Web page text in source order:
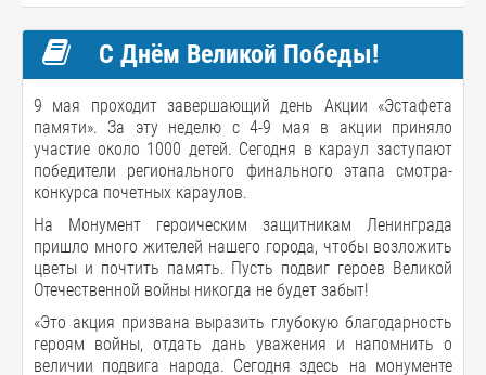
С Днём Великой Победы!
9 мая проходит завершающий день Акции «Эстафета
памяти». За эту неделю с 4-9 мая в акции приняло
участие около 1000 детей. Сегодня в караул заступают
победители регионального финального этапа смотра-
конкурса почетных караулов.
На Монумент героическим защитникам Ленинграда
пришло много жителей нашего города, чтобы возложить
цветы и почтить память. Пусть подвиг героев Великой
Отечественной войны никогда не будет забыт!
«Это акция призвана выразить глубокую благодарность
героям войны, отдать дань уважения и напомнить о
величии подвига народа. Сегодня здесь на монументе